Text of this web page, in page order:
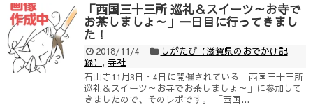
「西国三十三所 巡礼＆スイーツ～お寺で
お茶しましょ～」一日目に行ってきまし
た！
2018/11/4
しがたび【滋賀県のおでかけ記
録】 , 寺社
石山寺11月3日・4日に開催されている「西国三十三所
巡礼＆スイーツ～お寺でお茶しましょ～」に参加して
きましたので、そのレポです。 「西国...